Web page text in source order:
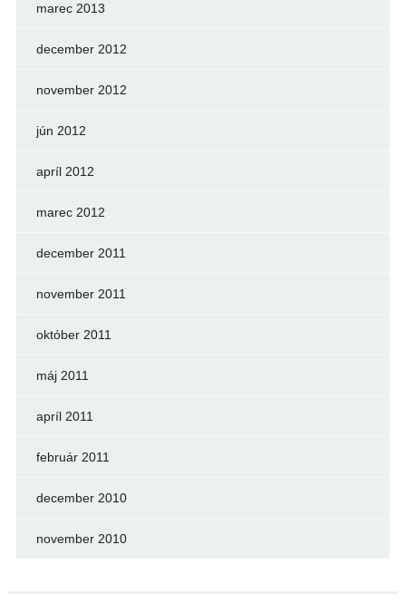
marec 2013
december 2012
november 2012
jún 2012
apríl 2012
marec 2012
december 2011
november 2011
október 2011
máj 2011
apríl 2011
február 2011
december 2010
november 2010